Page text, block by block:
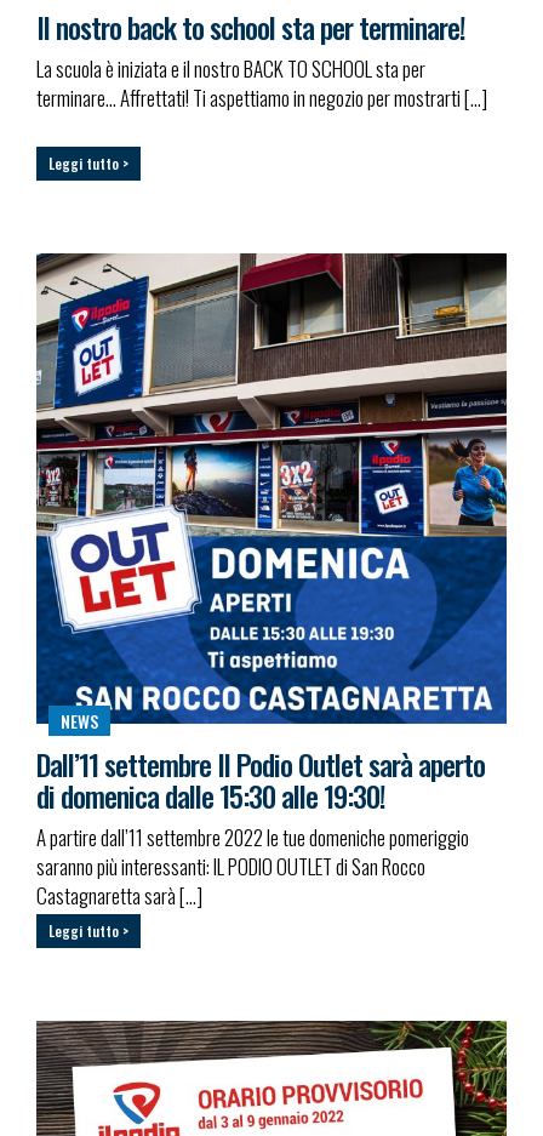
Il nostro back to school sta per terminare!
La scuola è iniziata e il nostro BACK TO SCHOOL sta per
terminare… Affrettati! Ti aspettiamo in negozio per mostrarti […]
Leggi tutto >
NEWS
Dall’11 settembre Il Podio Outlet sarà aperto
di domenica dalle 15:30 alle 19:30!
A partire dall’11 settembre 2022 le tue domeniche pomeriggio
saranno più interessanti: IL PODIO OUTLET di San Rocco
Castagnaretta sarà […]
Leggi tutto >